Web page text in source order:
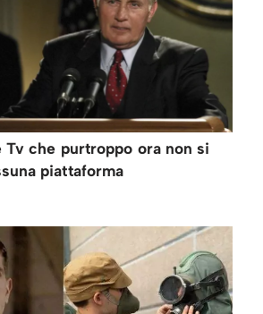
Tv che purtroppo ora non si
piattaforma